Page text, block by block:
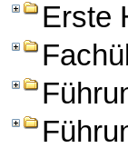
Erste